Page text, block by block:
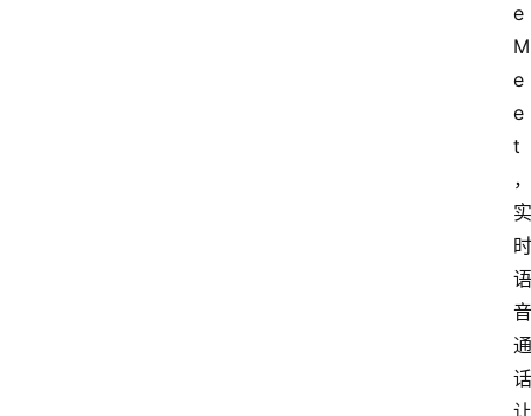
e
M
e
e
t
，
实
时
语
音
通
话
让